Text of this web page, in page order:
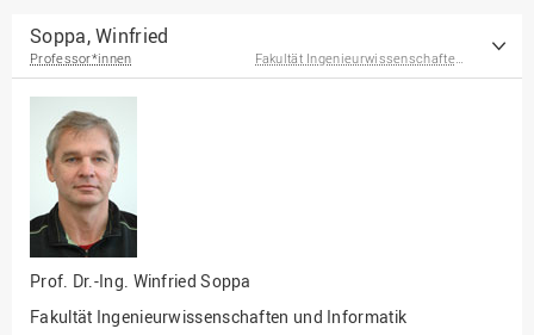
Fakultät
Agrarwissenschaften und
Landschaftsarchitektur
Fakultät
Ingenieurwissenschaften
und Informatik
Fakultät Management,
Kultur und Technik
Fakultät Wirtschafts- und
Sozialwissenschaften
Soppa, Winfried
Professor*innen Fakultät Ingenieurwissenschaften und Informatik
Prof. Dr.-Ing. Winfried Soppa
Fakultät Ingenieurwissenschaften und Informatik